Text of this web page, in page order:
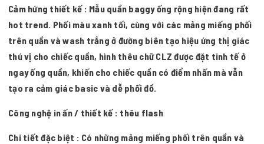
Cảm hứng thiết kế : Mẫu quần baggy ống rộng hiện đang rất
hot trend. Phối màu xanh tối, cùng với các mảng miếng phối
trên quần và wash trắng ở đường biên tạo hiệu ứng thị giác
thú vị cho chiếc quần, hình thêu chữ CLZ được đặt tinh tế ở
ngay ống quần, khiến cho chiếc quần có điểm nhấn mà vẫn
tạo ra cảm giác basic và dễ phối đồ.
Công nghệ in ấn / thiết kế : thêu flash
Chi tiết đặc biệt : Có những mảng miếng phối trên quần và